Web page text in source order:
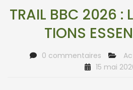
TRAIL BBC 2026 :
TIONS
0 commentaires
15 mai